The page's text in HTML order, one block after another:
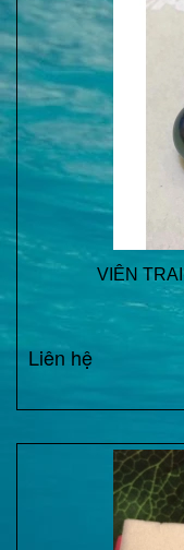
VIÊN
Liên hệ